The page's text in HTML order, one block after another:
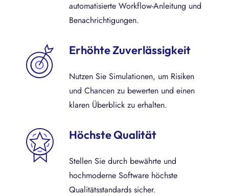
automatisierte Workflow-Anleitung und
Benachrichtigungen.
Erhöhte Zuverlässigkeit
Nutzen Sie Simulationen, um Risiken
und Chancen zu bewerten und einen
klaren Überblick zu erhalten.
Höchste Qualität
Stellen Sie durch bewährte und
hochmoderne Software höchste
Qualitätsstandards sicher.